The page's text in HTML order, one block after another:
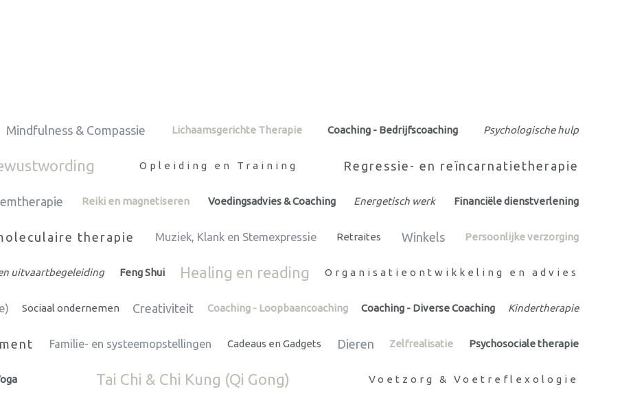
Mindfulness & Compassie Lichaamsgerichte Therapie Coaching - Bedrijfscoaching Psychologische hulp
Opleiding en Training Regressie- en reïncarnatietherapie
Reiki en magnetiseren Voedingsadvies & Coaching Energetisch werk Financiële dienstverlening
therapie Muziek, Klank en Stemexpressie Retraites Winkels Persoonlijke verzorging
uitvaartbegeleiding Feng Shui Healing en reading Organisatieontwikkeling en advies
Sociaal ondernemen Creativiteit Coaching - Loopbaancoaching Coaching - Diverse Coaching Kindertherapie
Familie- en systeemopstellingen Cadeaus en Gadgets Dieren Zelfrealisatie Psychosociale therapie
Tai Chi & Chi Kung (Qi Gong) Voetzorg & Voetreflexologie